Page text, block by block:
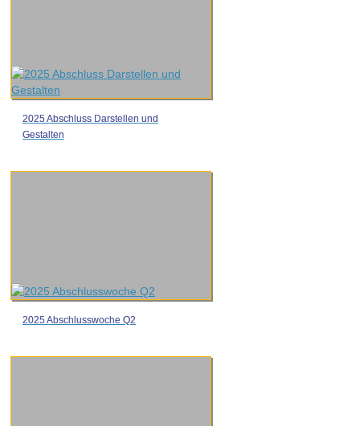
2025 Abschluss Darstellen und
Gestalten
2025 Abschlusswoche Q2